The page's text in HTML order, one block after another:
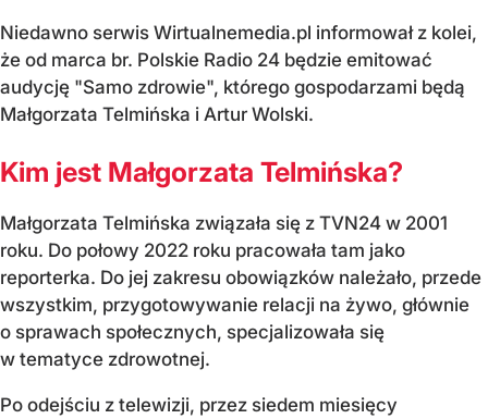
Niedawno serwis Wirtualnemedia.pl informował z kolei,
że od marca br. Polskie Radio 24 będzie emitować
audycję "Samo zdrowie", którego gospodarzami będą
Małgorzata Telmińska i Artur Wolski.
Kim jest Małgorzata Telmińska?
Małgorzata Telmińska związała się z TVN24 w 2001
roku. Do połowy 2022 roku pracowała tam jako
reporterka. Do jej zakresu obowiązków należało, przede
wszystkim, przygotowywanie relacji na żywo, głównie
o sprawach społecznych, specjalizowała się
w tematyce zdrowotnej.
Po odejściu z telewizji, przez siedem miesięcy